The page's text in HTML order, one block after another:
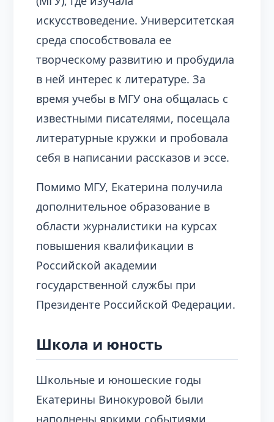
искусствоведение. Университетская
среда способствовала ее
творческому развитию и пробудила
в ней интерес к литературе. За
время учебы в МГУ она общалась с
известными писателями, посещала
литературные кружки и пробовала
себя в написании рассказов и эссе.
Помимо МГУ, Екатерина получила
дополнительное образование в
области журналистики на курсах
повышения квалификации в
Российской академии
государственной службы при
Президенте Российской Федерации.
Школа и юность
Школьные и юношеские годы
Екатерины Винокуровой были
наполнены яркими событиями,